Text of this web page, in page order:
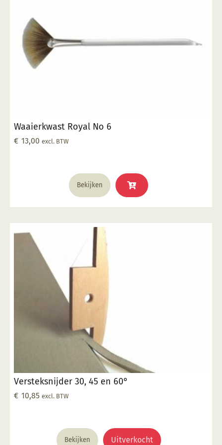
op
Waaierkwast Royal No 6
€ 13,00 excl. BTW
Bekijken
Versteksnijder 30, 45 en 60°
€ 10,85 excl. BTW
Bekijken Uitverkocht